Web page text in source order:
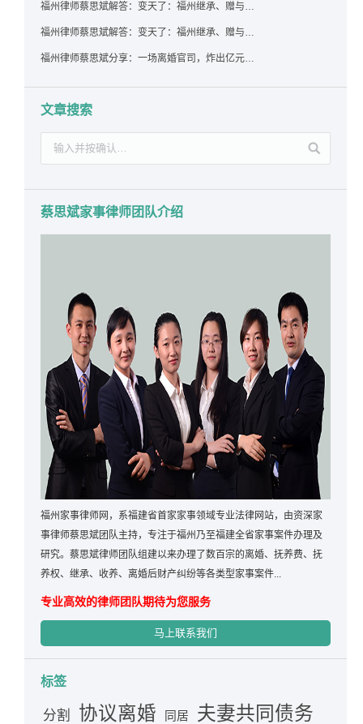
福州律师蔡思斌解答：变天了：福州继承、赠与房产转让要收20%个税？福州国税官方回复来了！
福州律师蔡思斌解答：变天了：福州继承、赠与房产转让要收20%个税？福州国税官方回答来了！
福州律师蔡思斌分享：一场离婚官司，炸出亿元“糊涂账”：本想分割家产，结果“自爆”了家底
文章搜索
蔡思斌家事律师团队介绍
福州家事律师网，系福建省首家家事领域专业法律网站，由资深家
事律师蔡思斌团队主持，专注于福州乃至福建全省家事案件办理及
研究。蔡思斌律师团队组建以来办理了数百宗的离婚、抚养费、抚
养权、继承、收养、离婚后财产纠纷等各类型家事案件...
专业高效的律师团队期待为您服务
马上联系我们
标签
分割 协议离婚 同居 夫妻共同债务